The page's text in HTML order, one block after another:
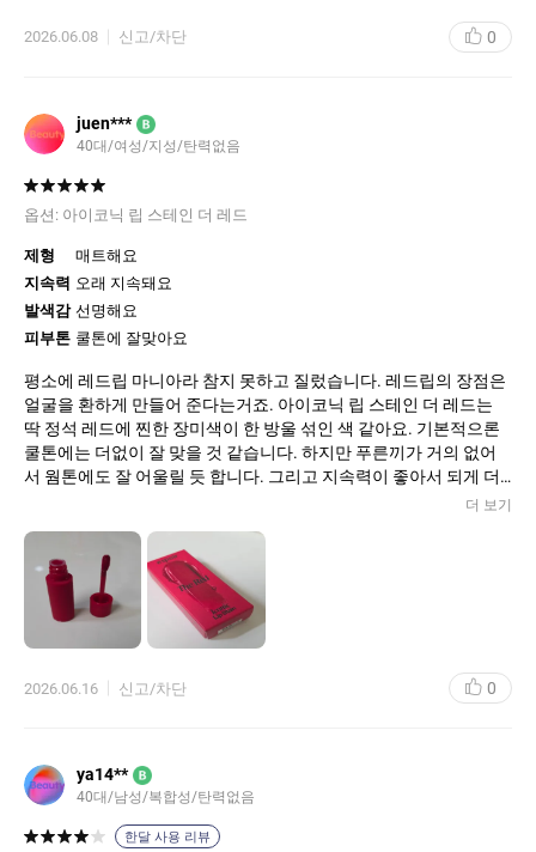
아이코닉 립스테인 더레드.. 진심 물건입니다.
2026.06.08 신고/차단 0
juen*** B
40대/여성/지성/탄력없음
옵션: 아이코닉 립 스테인 더 레드
제형
매트해요
지속력 오래 지속돼요
발색감 선명해요
피부톤 쿨톤에 잘맞아요
평소에 레드립 마니아라 참지 못하고 질렀습니다. 레드립의 장점은
얼굴을 환하게 만들어 준다는거죠. 아이코닉 립 스테인 더 레드는
딱 정석 레드에 찐한 장미색이 한 방울 섞인 색 같아요. 기본적으론
쿨톤에는 더없이 잘 맞을 것 같습니다. 하지만 푸른끼가 거의 없어
서 웜톤에도 잘 어울릴 듯 합니다. 그리고 지속력이 좋아서 되게 더
더 보기
2026.06.16 신고/차단 0
ya14** B
40대/남성/복합성/탄력없음
한달 사용 리뷰